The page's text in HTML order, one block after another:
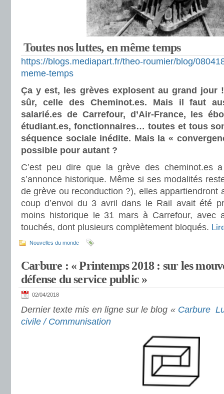
Toutes nos luttes, en même temps
https://blogs.mediapart.fr/theo-roumier/blog/
meme-temps
Ça y est, les grèves explosent au grand jour
sûr, celle des Cheminot.es. Mais il faut
salarié.es de Carrefour, d’Air-France, les
étudiant.es, fonctionnaires… toutes et tous
séquence sociale inédite. Mais la «
possible pour autant ?
C’est peu dire que la grève des cheminot.es
s’annonce historique. Même si ses modalités
de grève ou reconduction ?), elles appartiendront
coup d’envoi du 3 avril dans le Rail avait été
moins historique le 31 mars à Carrefour, avec
touchés, dont plusieurs complètement bloqués.
Nouvelles du monde
Carbure : « Printemps 2018 : sur les
défense du service public »
02/04/2018
Dernier texte mis en ligne sur le blog «Carbure
civile / Communisation